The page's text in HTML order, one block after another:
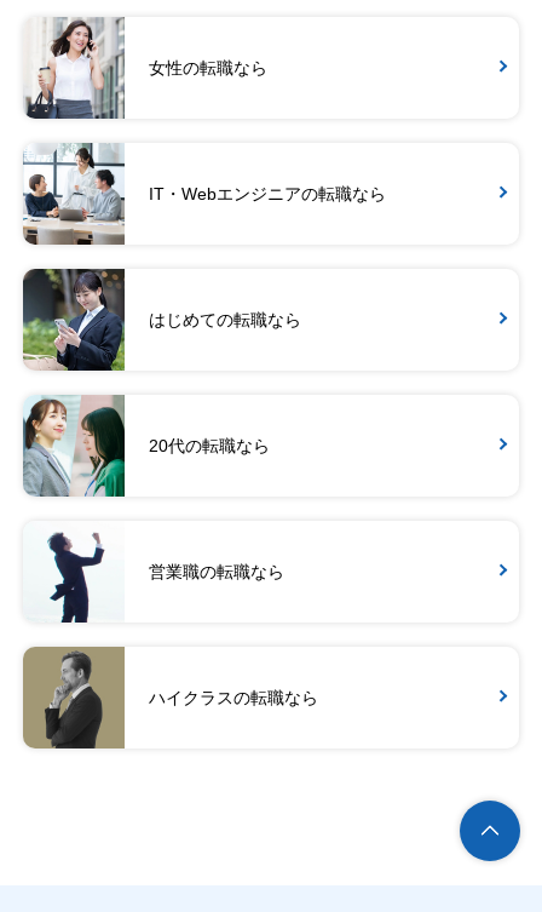
女性の転職なら
IT・Webエンジニアの転職なら
はじめての転職なら
20代の転職なら
営業職の転職なら
ハイクラスの転職なら